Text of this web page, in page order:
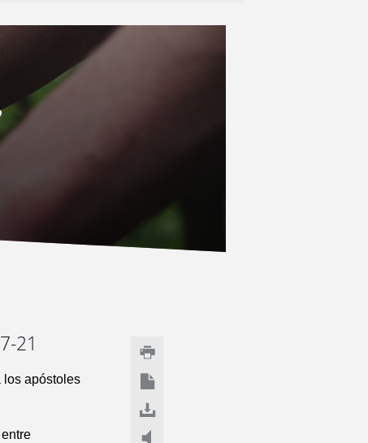
21
los apóstoles